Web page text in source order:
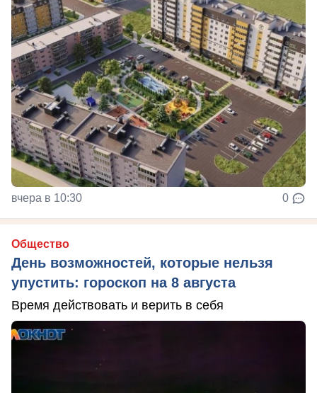
вчера в 10:30 0
Общество
День возможностей, которые нельзя
упустить: гороскоп на 8 августа
Время действовать и верить в себя